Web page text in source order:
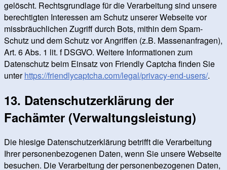
gelöscht. Rechtsgrundlage für die Verarbeitung sind unsere
berechtigten Interessen am Schutz unserer Webseite vor
missbräuchlichen Zugriff durch Bots, mithin dem Spam-
Schutz und dem Schutz vor Angriffen (z.B. Massenanfragen),
Art. 6 Abs. 1 lit. f DSGVO. Weitere Informationen zum
Datenschutz beim Einsatz von Friendly Captcha finden Sie
unterhttps://friendlycaptcha.com/legal/privacy-end-users/.
13. Datenschutzerklärung der
Fachämter (Verwaltungsleistung)
Die hiesige Datenschutzerklärung betrifft die Verarbeitung
Ihrer personenbezogenen Daten, wenn Sie unsere Webseite
besuchen. Die Verarbeitung der personenbezogenen Daten,